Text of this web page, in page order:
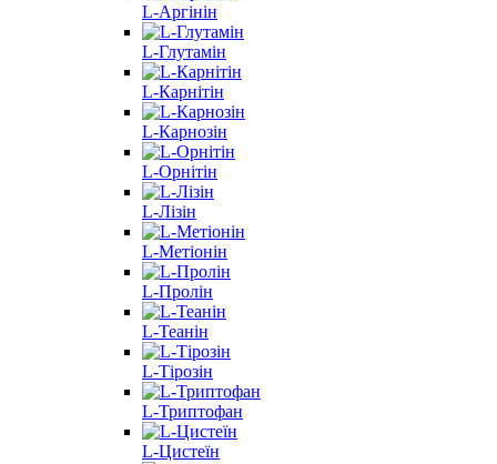
L-Аргінін
L-Глутамін
L-Карнітін
L-Карнозін
L-Орнітін
L-Лізін
L-Метіонін
L-Пролін
L-Теанін
L-Тірозін
L-Триптофан
L-Цистеїн